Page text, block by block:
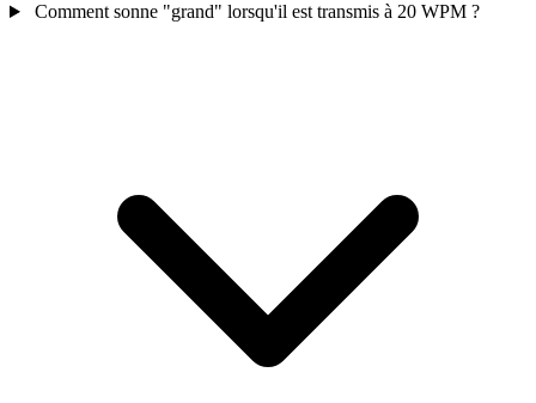
Comment sonne "grand" lorsqu'il est transmis à 20 WPM ?